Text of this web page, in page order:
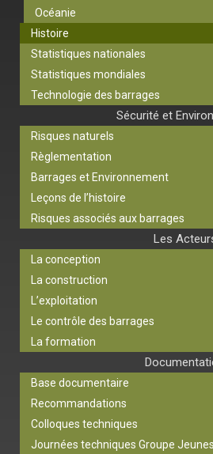
Océanie
Histoire
Statistiques nationales
Statistiques mondiales
Technologie des barrages
Sécurité et
Risques naturels
Règlementation
Barrages et Environnement
Leçons de l’histoire
Risques associés aux barrages
Les
La conception
La construction
L’exploitation
Le contrôle des barrages
La formation
Base documentaire
Recommandations
Colloques techniques
Journées techniques Groupe Jeunes